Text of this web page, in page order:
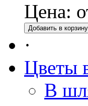
Цена:
Добавить в корзину
·
Цветы
В